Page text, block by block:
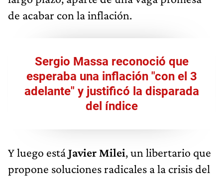
de acabar con la inflación.
Sergio Massa reconoció que
esperaba una inflación "con el 3
adelante" y justificó la disparada
del índice
Y luego estáJavier Milei, un libertario que
propone soluciones radicales a la crisis del